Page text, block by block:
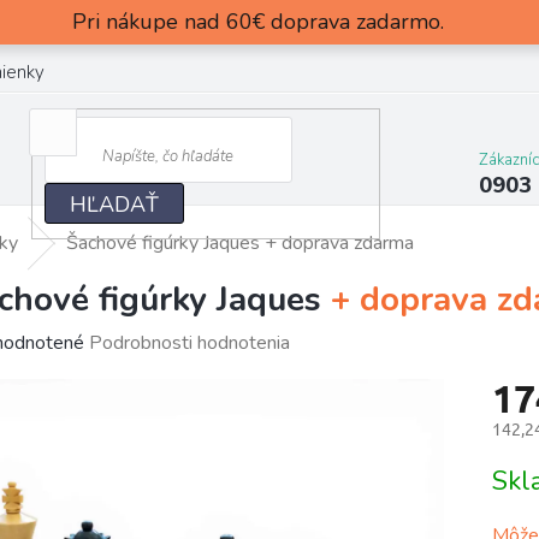
Pri nákupe nad 60€ doprava zadarmo.
HĽADAŤ
0903
Šachové figúrky Jaques+ doprava zdarma
figúrky Jaques + doprava
Podrobnosti hodnotenia
cena: